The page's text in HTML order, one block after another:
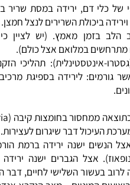
השינויים הצפויים
דם סיסטולי (כמות הלחץ
דם, ירידה במסת שריר בזמן
השרירים לנצל חמצן. ירידה
במלואם אצל כולם).
תהליכי הזקנה
לירידה בספיגת מרכיבי מזון